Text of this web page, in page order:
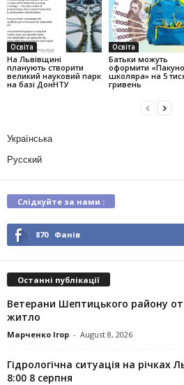
Освіта
На Львівщині
планують створити
великий науковий парк
на базі ДонНТУ
Освіта
Батьки можуть
оформити
школяра» на 5
гривень
Українська
Русский
Слідкуйте за нами :
870 Фанів
Останні публікації
Ветерани Шептицького району
житло
Марченко Ігор - August 8, 2026
Гідрологічна ситуація на річках
8:00 8 серпня